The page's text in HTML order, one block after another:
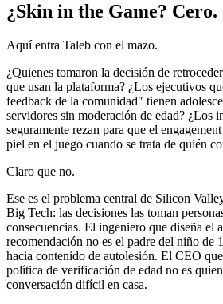
¿Skin in the Game? Cero.
Aquí entra Taleb con el mazo.
¿Quienes tomaron la decisión de
que usan la plataforma? ¿Los ejecutivos
feedback de la comunidad" tienen
servidores sin moderación de edad? ¿Los
seguramente rezan para que el
piel en el juego cuando se trata de quién
Claro que no.
Ese es el problema central de Silicon
Big Tech: las decisiones las toman
consecuencias. El ingeniero que diseña el
recomendación no es el padre del niño de
hacia contenido de autolesión. El CEO
política de verificación de edad no es
conversación difícil en casa.